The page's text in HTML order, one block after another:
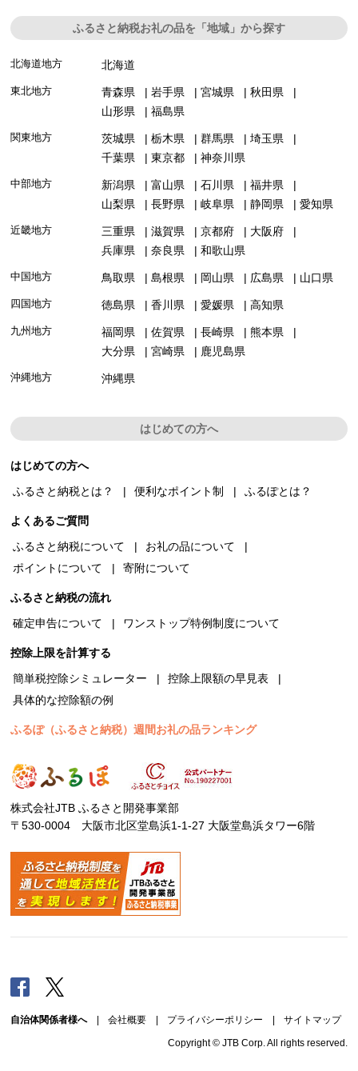
ふるさと納税お礼の品を「地域」から探す
北海道地方 北海道
東北地方 青森県 岩手県 宮城県
秋田県
山形県
福島県
関東地方 茨城県 栃木県 群馬県
埼玉県
千葉県
東京都 神奈川県
中部地方 新潟県 富山県 石川県
福井県
山梨県
長野県 岐阜県 静岡県 愛知県
近畿地方 三重県 滋賀県 京都府
大阪府
兵庫県
奈良県 和歌山県
中国地方 鳥取県 島根県 岡山県 広島県 山口県
四国地方 徳島県 香川県 愛媛県 高知県
九州地方 福岡県 佐賀県 長崎県
熊本県
大分県
宮崎県 鹿児島県
沖縄地方 沖縄県
はじめての方へ
はじめての方へ
ふるさと納税とは？
便利なポイント制 ふるぽとは？
よくあるご質問
ふるさと納税について
お礼の品について
ポイントについて
寄附について
ふるさと納税の流れ
確定申告について
ワンストップ特例制度について
控除上限を計算する
簡単税控除シミュレーター
控除上限額の早見表
具体的な控除額の例
ふるぽ（ふるさと納税）週間お礼の品ランキング
株式会社JTB ふるさと開発事業部
〒530-0004 大阪市北区堂島浜1-1-27 大阪堂島浜タワー6階
Facebook
自治体関係者様へ| 会社概要 プライバシーポリシー サイトマップ
Copyright © JTB Corp. All rights reserved.